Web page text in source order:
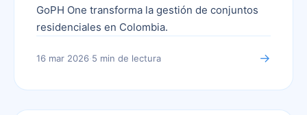
GoPH One transforma la gestión de conjuntos
residenciales en Colombia.
16 mar 2026·5 min de lectura →